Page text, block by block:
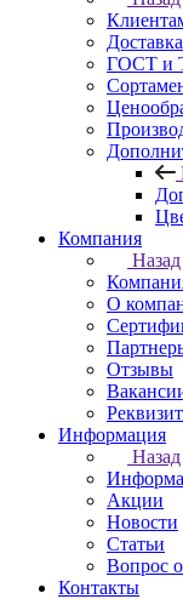
Доставка
ГОСТ и
Компания
Назад
О
Отзывы
Информация
Назад
Акции
Новости
Статьи
Вопрос
Контакты